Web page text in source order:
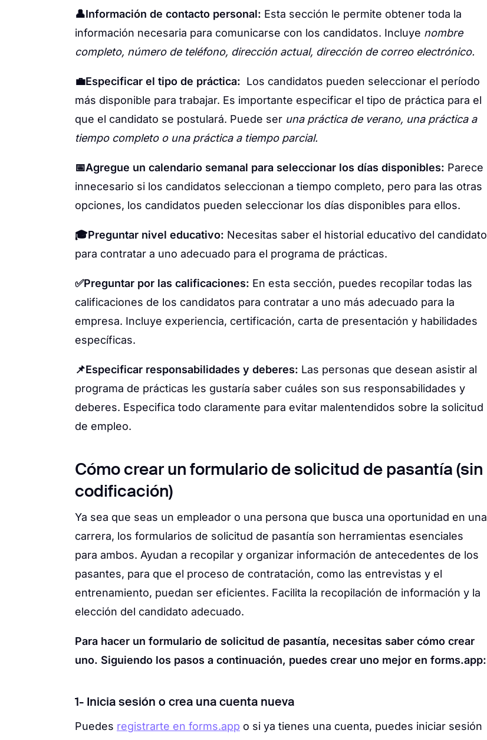
👤Información de contacto personal: Esta sección le permite obtener toda la
información necesaria para comunicarse con los candidatos. Incluye nombre
completo, número de teléfono, dirección actual, dirección de correo electrónico.
💼Especificar el tipo de práctica: Los candidatos pueden seleccionar el período
más disponible para trabajar. Es importante especificar el tipo de práctica para el
que el candidato se postulará. Puede ser una práctica de verano, una práctica a
tiempo completo o una práctica a tiempo parcial.
📅Agregue un calendario semanal para seleccionar los días disponibles: Parece
innecesario si los candidatos seleccionan a tiempo completo, pero para las otras
opciones, los candidatos pueden seleccionar los días disponibles para ellos.
🎓Preguntar nivel educativo: Necesitas saber el historial educativo del candidato
para contratar a uno adecuado para el programa de prácticas.
✅Preguntar por las calificaciones: En esta sección, puedes recopilar todas las
calificaciones de los candidatos para contratar a uno más adecuado para la
empresa. Incluye experiencia, certificación, carta de presentación y habilidades
específicas.
📌Especificar responsabilidades y deberes: Las personas que desean asistir al
programa de prácticas les gustaría saber cuáles son sus responsabilidades y
deberes. Especifica todo claramente para evitar malentendidos sobre la solicitud
de empleo.
Cómo crear un formulario de solicitud de pasantía (sin
codificación)
Ya sea que seas un empleador o una persona que busca una oportunidad en una
carrera, los formularios de solicitud de pasantía son herramientas esenciales
para ambos. Ayudan a recopilar y organizar información de antecedentes de los
pasantes, para que el proceso de contratación, como las entrevistas y el
entrenamiento, puedan ser eficientes. Facilita la recopilación de información y la
elección del candidato adecuado.
Para hacer un formulario de solicitud de pasantía, necesitas saber cómo crear
uno. Siguiendo los pasos a continuación, puedes crear uno mejor en forms.app:
1- Inicia sesión o crea una cuenta nueva
Puedes registrarte en forms.app o si ya tienes una cuenta, puedes iniciar sesión